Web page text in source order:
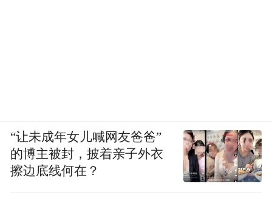
“让未成年女儿喊网友爸爸”
的博主被封，披着亲子外衣
擦边底线何在？